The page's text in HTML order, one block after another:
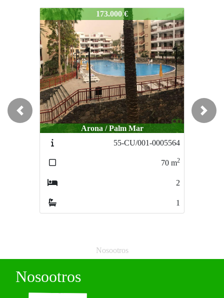
76-HTT/001
173.000 €
Arona / Palm Mar
55-CU/001-0005564
76-HTT/001 440.000 €
Arona / Los Cristianos
51-CU/008
Previous Next
Nosootros
Nosootros